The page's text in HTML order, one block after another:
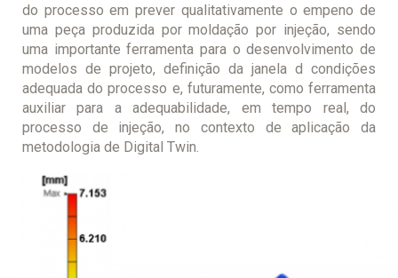
do processo em prever qualitativamente o empeno de
uma peça produzida por moldação por injeção, sendo
uma importante ferramenta para o desenvolvimento de
modelos de projeto, definição da janela d condições
adequada do processo e, futuramente, como ferramenta
auxiliar para a adequabilidade, em tempo real, do
processo de injeção, no contexto de aplicação da
metodologia de Digital Twin.